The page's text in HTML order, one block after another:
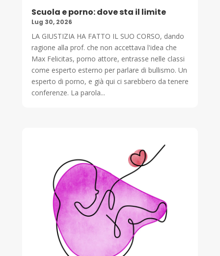
Scuola e porno: dove sta il limite
Lug 30, 2026
LA GIUSTIZIA HA FATTO IL SUO CORSO, dando
ragione alla prof. che non accettava l'idea che
Max Felicitas, porno attore, entrasse nelle classi
come esperto esterno per parlare di bullismo. Un
esperto di porno, e già qui ci sarebbero da tenere
conferenze. La parola...